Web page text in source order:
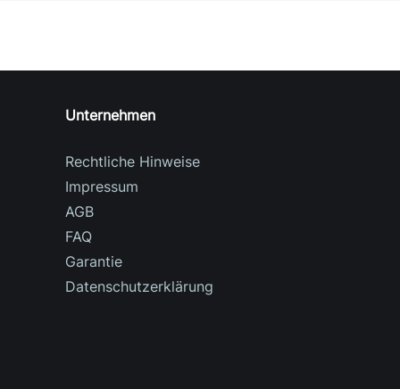
Unternehmen
Rechtliche Hinweise
Impressum
AGB
FAQ
Garantie
Datenschutzerklärung